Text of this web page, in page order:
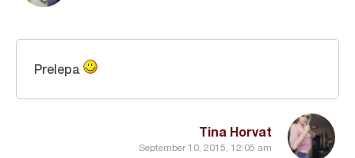
Tina Horvat
September 10, 2015, 12:05 am
Prelepa